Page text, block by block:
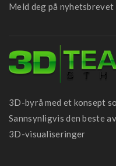
Meld deg på
3D-byrå med et konsept
Sannsynligvis den beste
3D-visualiseringer